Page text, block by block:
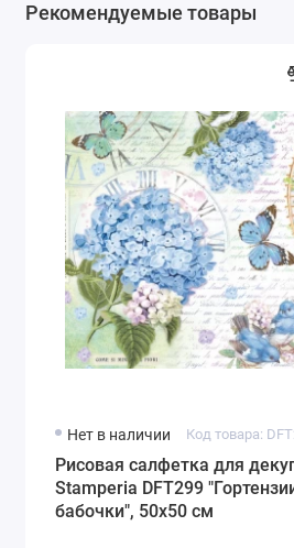
Рекомендуемые товары
Нет в наличии Код товара:
Рисовая салфетка для
Stamperia DFT299
бабочки", 50х50 см